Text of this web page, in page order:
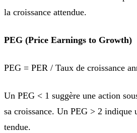
la croissance attendue.
PEG (Price Earnings to Growth)
PEG = PER / Taux de croissance
Un PEG < 1 suggère une action
sa croissance. Un PEG > 2 indique
tendue.